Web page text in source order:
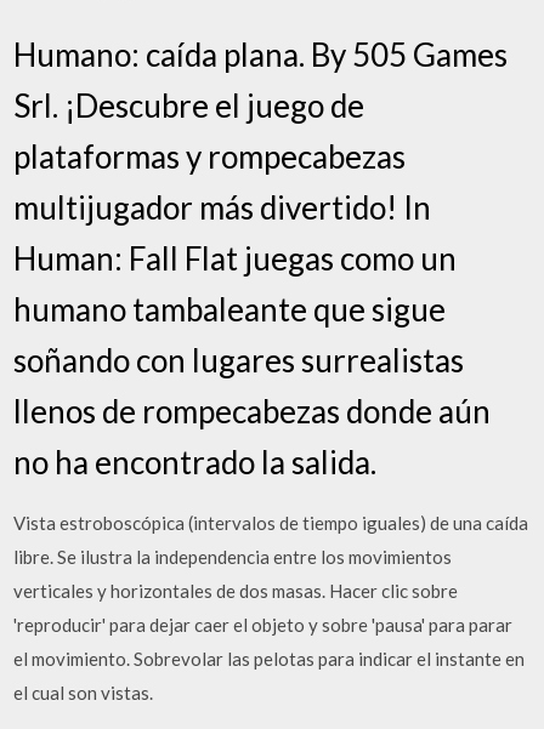
Humano: caída plana. By 505 Games
Srl. ¡Descubre el juego de
plataformas y rompecabezas
multijugador más divertido! In
Human: Fall Flat juegas como un
humano tambaleante que sigue
soñando con lugares surrealistas
llenos de rompecabezas donde aún
no ha encontrado la salida.
Vista estroboscópica (intervalos de tiempo iguales) de una caída
libre. Se ilustra la independencia entre los movimientos
verticales y horizontales de dos masas. Hacer clic sobre
'reproducir' para dejar caer el objeto y sobre 'pausa' para parar
el movimiento. Sobrevolar las pelotas para indicar el instante en
el cual son vistas.